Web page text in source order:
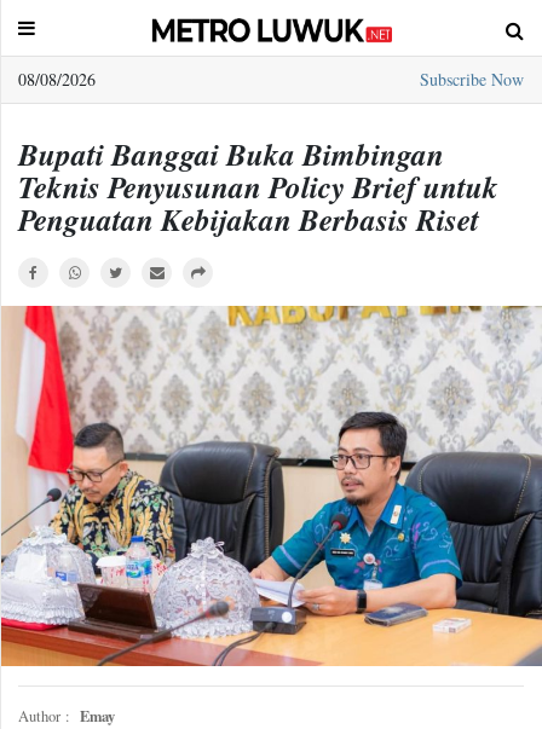
08/08/2026
Subscribe Now
Sample
Bupati Banggai Buka Bimbingan
Teknis Penyusunan Policy Brief untuk
Penguatan Kebijakan Berbasis Riset
Author : Emay